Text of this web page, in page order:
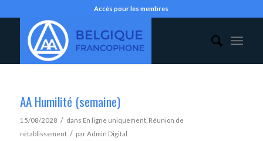
Accès pour les membres
AA Humilité (semaine)
15/08/2028 / dans En ligne uniquement, Réunion de
rétablissement / parAdmin Digital